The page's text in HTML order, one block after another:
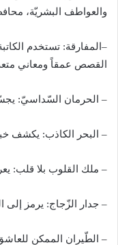
والعواطف البشريّة،
– المفارقة: تستخدم
القصص عمقاً ومعاني
– الحرمان السّداسيّ:
– البحر الكاذب: يكشف
– ملك القلوب بلا قلب:
– جدار الزّجاج: يرمز إلى
– الطّيران الممكن